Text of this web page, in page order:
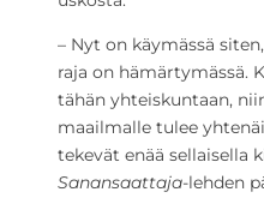
– Nyt on käymässä
raja on hämärtymässä.
tähän yhteiskuntaan,
maailmalle tulee
tekevät enää sellaisella
Sanansaattaja-lehden